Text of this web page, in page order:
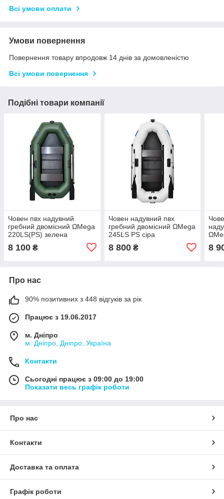
Всі умови оплати
Умови повернення
Повернення товару впродовж 14 днів за домовленістю
Всі умови повернення
Подібні товари компанії
Човен пвх надувний
гребний двомісний ΩMega
220LS(PS) зелена
8 100 ₴
Човен надувний пвх
гребний двомісний ΩMega
245LS PS сіра
8 800₴ 8
Про нас
90% позитивних з 448 відгуків за рік
Працює з 19.06.2017
м. Дніпро
м. Дніпро, Дніпро, Україна
Контакти
Сьогодні працює з 09:00 до 19:00
Показати весь графік роботи
Про нас
Контакти
Доставка та оплата
Графік роботи